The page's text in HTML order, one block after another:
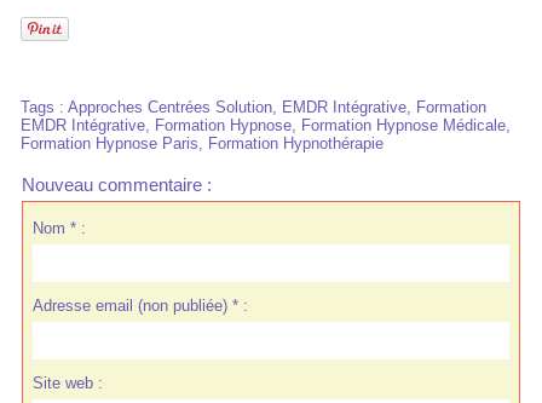
Tags : Approches Centrées Solution EMDR Intégrative
Formation
EMDR Intégrative
Formation Hypnose Formation Hypnose Médicale
Formation Hypnose Paris
Formation Hypnothérapie
Nouveau commentaire :
Nom * :
Adresse email (non publiée) * :
Site web :